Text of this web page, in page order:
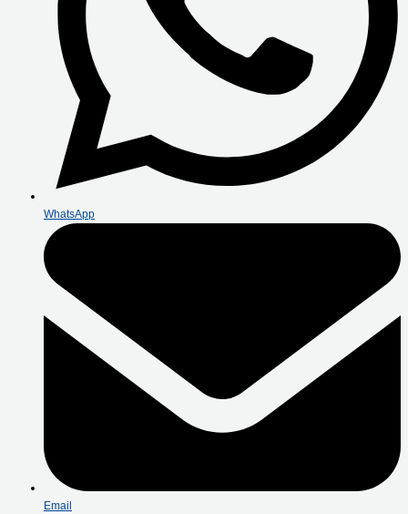
WhatsApp
Email